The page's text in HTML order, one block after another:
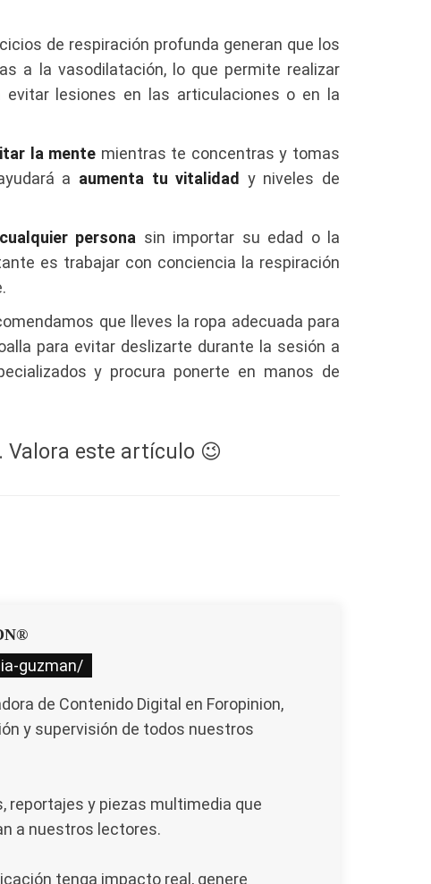
de respiración profunda generan que los
a la vasodilatación, lo que permite realizar
evitar lesiones en las articulaciones o en la
la mente mientras te concentras y tomas
a aumenta tu vitalidad
y niveles de
persona sin importar su edad o la
es trabajar con conciencia la respiración
que lleves la ropa adecuada para
para evitar deslizarte durante la sesión a
y procura ponerte en manos de
Valora este artículo 😉
guzman/
de Contenido Digital en Foropinion,
y supervisión de todos nuestros
reportajes y piezas multimedia que
a nuestros lectores.
tenga impacto real, genere